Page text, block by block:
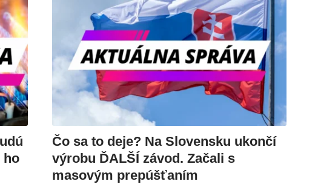
ho
Čo sa to deje? Na Slovensku ukončí
výrobu ĎALŠÍ závod. Začali s
masovým prepúšťaním